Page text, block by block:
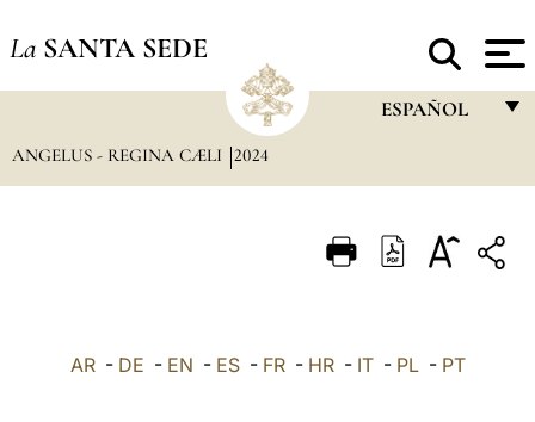
La SANTA SEDE
ESPAÑOL
ITALIANO
ANGELUS - REGINA CÆLI 2024
AR- DE - EN - ES- FR- HR- IT- PL- PT